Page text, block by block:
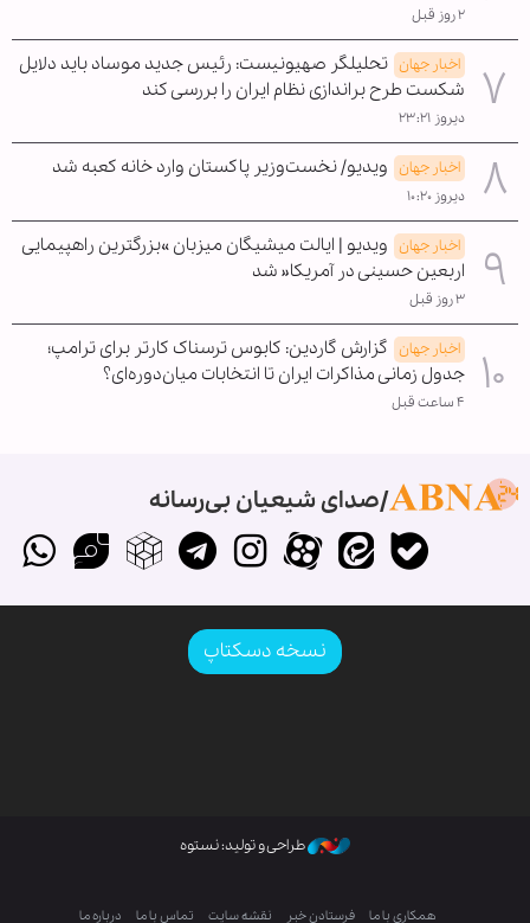
۲ روز قبل
اخبار جهان تحلیلگر صهیونیست: رئیس جدید موساد باید دلایل
شکست طرح براندازی نظام ایران را بررسی کند
دیروز ۲۳:۲۱
اخبار جهان ویدیو/ نخست‌وزیر پاکستان وارد خانه کعبه شد
دیروز ۱۰:۲۰
اخبار جهان ویدیو | ایالت میشیگان میزبان »بزرگترین راهپیمایی
اربعین حسینی در آمریکا« شد
۳ روز قبل
اخبار جهان گزارش گاردین: کابوس ترسناک کارتر برای ترامپ؛
جدول زمانی مذاکرات ایران تا انتخابات میان‌دوره‌ای؟
۴ ساعت قبل
صدای شیعیان بی‌رسانه
نسخه دسکتاپ
طراحی و تولید: نستوه
همکاری با ما فرستادن خبر نقشه سایت تماس با ما درباره ما